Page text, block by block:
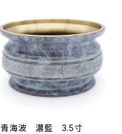
青海波 濃藍 3.5寸